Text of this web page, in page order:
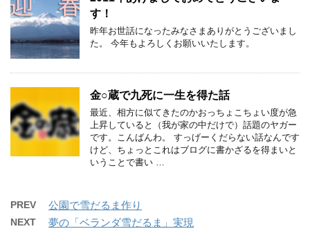
す！
昨年お世話になったみなさまありがとうございまし
た。 今年もよろしくお願いいたします。
金○蔵で九死に一生を得た話
最近、相方に似てきたのかおっちょこちょい度が急
上昇していると（我が家の中だけで）話題のヤガー
です。こんばんわ。 すっげーくだらない話なんです
けど、ちょっとこれはブログに書かざるを得まいと
いうことで書い …
PREV 公園で雪だるま作り
NEXT 夢の「ベランダ雪だるま」実現